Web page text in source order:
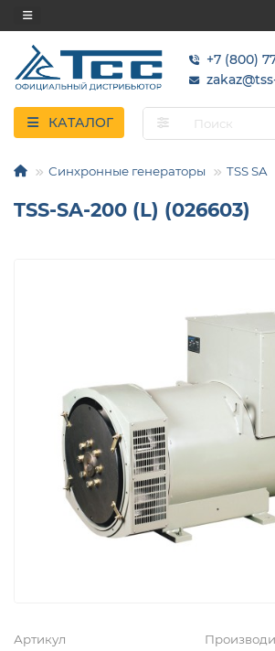
+7 (800)
КАТАЛОГ
Синхронные генераторы TSS SA
TSS-SA-200 (L) (026603)
Артикул